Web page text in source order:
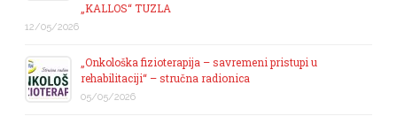
„KALLOS“ TUZLA
12/05/2026
„Onkološka fizioterapija – savremeni pristupi u
rehabilitaciji“ – stručna radionica
05/05/2026